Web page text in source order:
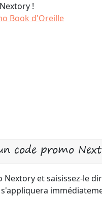
!
Book d'Oreille
code promo
Nextory et saisissez-le